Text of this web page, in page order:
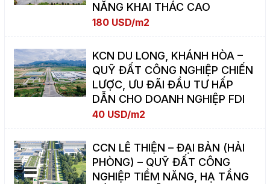
NĂNG KHAI THÁC CAO
180 USD/m2
KCN DU LONG, KHÁNH HÒA –
QUỸ ĐẤT CÔNG NGHIỆP CHIẾN
LƯỢC, ƯU ĐÃI ĐẦU TƯ HẤP
DẪN CHO DOANH NGHIỆP FDI
40 USD/m2
CCN LÊ THIỆN – ĐẠI BẢN (HẢI
PHÒNG) – QUỸ ĐẤT CÔNG
NGHIỆP TIỀM NĂNG, HẠ TẦNG